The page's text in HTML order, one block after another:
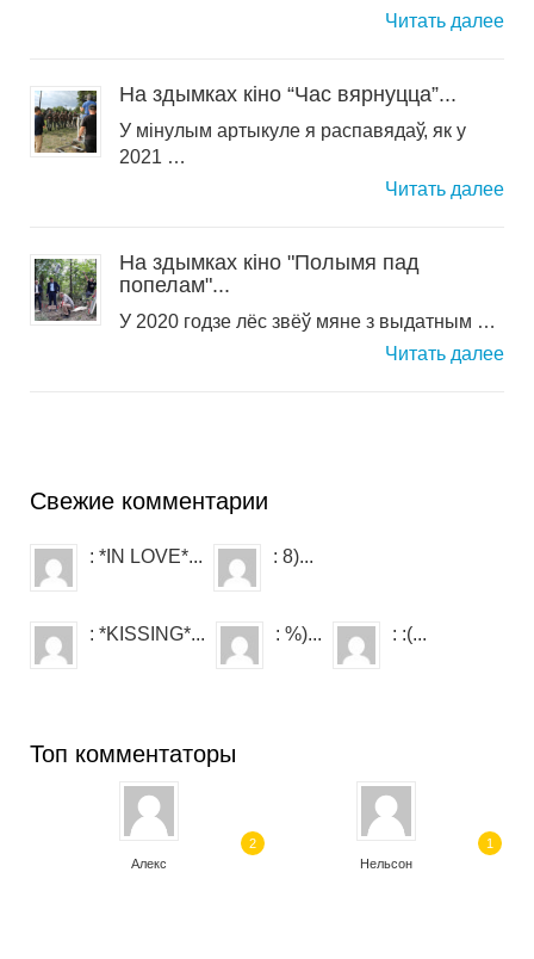
Читать далее
На здымках кіно “Час вярнуцца”...
У мінулым артыкуле я распавядаў, як у
2021 …
Читать далее
На здымках кіно "Полымя пад
попелам"...
У 2020 годзе лёс звёў мяне з выдатным …
Читать далее
Свежие комментарии
: *IN LOVE*... : 8)...
: *KISSING*... : %)... : :(...
Топ комментаторы
Алекс
2
Нельсон
1